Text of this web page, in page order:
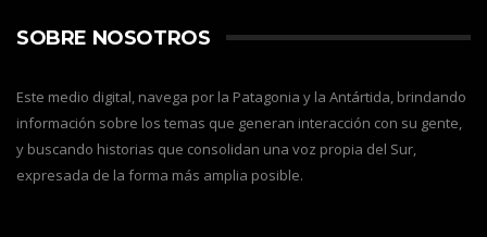
SOBRE NOSOTROS
Este medio digital, navega por la Patagonia y la Antártida, brindando
información sobre los temas que generan interacción con su gente,
y buscando historias que consolidan una voz propia del Sur,
expresada de la forma más amplia posible.